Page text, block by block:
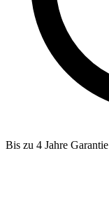
Bis zu 4 Jahre Garantie